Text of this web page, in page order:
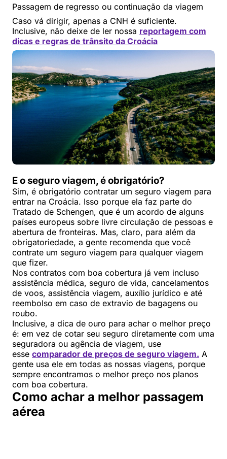
Passagem de regresso ou continuação da viagem
Caso vá dirigir, apenas a CNH é suficiente.
Inclusive, não deixe de ler nossa reportagem com
dicas e regras de trânsito da Croácia
E o seguro viagem, é obrigatório?
Sim, é obrigatório contratar um seguro viagem para
entrar na Croácia. Isso porque ela faz parte do
Tratado de Schengen, que é um acordo de alguns
países europeus sobre livre circulação de pessoas e
abertura de fronteiras. Mas, claro, para além da
obrigatoriedade, a gente recomenda que você
contrate um seguro viagem para qualquer viagem
que fizer.
Nos contratos com boa cobertura já vem incluso
assistência médica, seguro de vida, cancelamentos
de voos, assistência viagem, auxílio jurídico e até
reembolso em caso de extravio de bagagens ou
roubo.
Inclusive, a dica de ouro para achar o melhor preço
é: em vez de cotar seu seguro diretamente com uma
seguradora ou agência de viagem, use
esse comparador de preços de seguro viagem. A
gente usa ele em todas as nossas viagens, porque
sempre encontramos o melhor preço nos planos
com boa cobertura.
Como achar a melhor passagem
aérea